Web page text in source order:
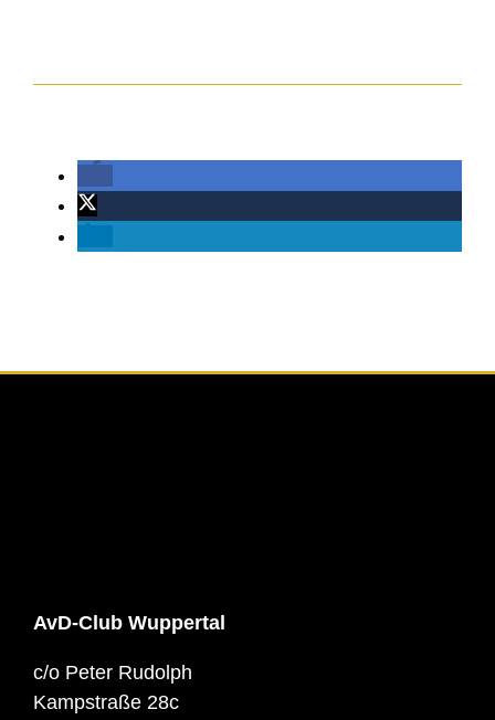
AvD-Club Wuppertal
c/o Peter Rudolph
Kampstraße 28c